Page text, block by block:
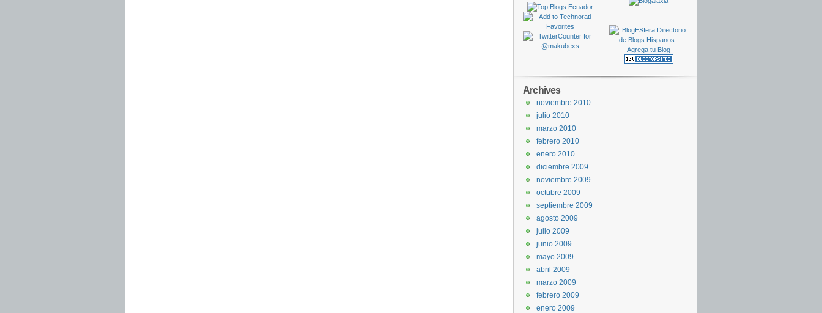
Archives
noviembre 2010
julio 2010
marzo 2010
febrero 2010
enero 2010
diciembre 2009
noviembre 2009
octubre 2009
septiembre 2009
agosto 2009
julio 2009
junio 2009
mayo 2009
abril 2009
marzo 2009
febrero 2009
enero 2009